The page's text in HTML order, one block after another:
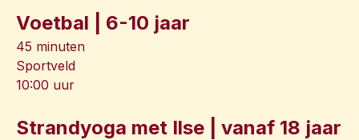
Voetbal | 6-10 jaar
45 minuten
Sportveld
10:00 uur
Strandyoga met Ilse | vanaf 18 jaar